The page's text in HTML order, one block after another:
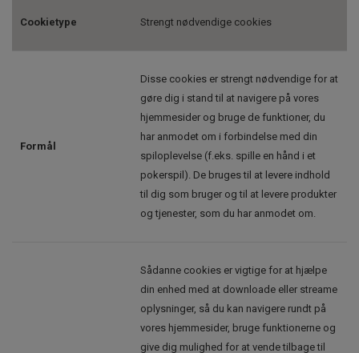
Cookietype Strengt nødvendige cookies
Formål
Disse cookies er strengt nødvendige for at
gøre dig i stand til at navigere på vores
hjemmesider og bruge de funktioner, du
har anmodet om i forbindelse med din
spiloplevelse (f.eks. spille en hånd i et
pokerspil). De bruges til at levere indhold
til dig som bruger og til at levere produkter
og tjenester, som du har anmodet om.
Sådanne cookies er vigtige for at hjælpe
din enhed med at downloade eller streame
oplysninger, så du kan navigere rundt på
vores hjemmesider, bruge funktionerne og
give dig mulighed for at vende tilbage til